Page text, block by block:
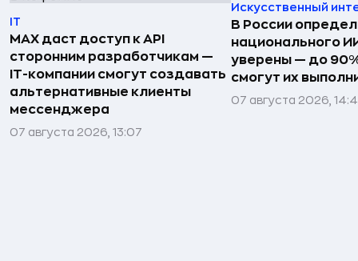
IT
MAX даст доступ к API
сторонним разработчикам —
IT-компании смогут создавать
альтернативные клиенты
мессенджера
07 августа 2026, 13:07
Искусственный
В России
национального
уверены — до
смогут их
07 августа 2026,